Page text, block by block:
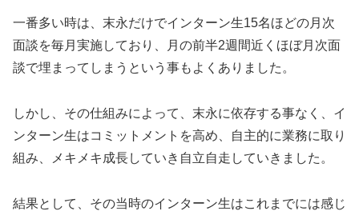
一番多い時は、末永だけでインターン生15名ほどの月次
面談を毎月実施しており、月の前半2週間近くほぼ月次面
談で埋まってしまうという事もよくありました。
しかし、その仕組みによって、末永に依存する事なく、イ
ンターン生はコミットメントを高め、自主的に業務に取り
組み、メキメキ成長していき自立自走していきました。
結果として、その当時のインターン生はこれまでには感じ